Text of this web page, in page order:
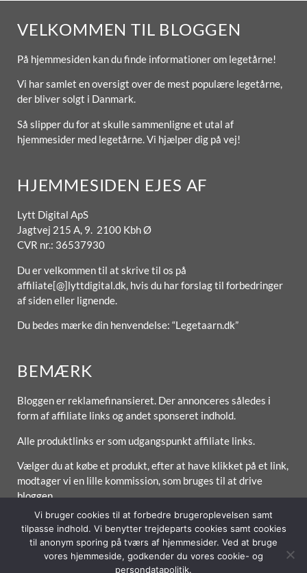
VELKOMMEN TIL BLOGGEN
På hjemmesiden kan du finde informationer om legetårne!
Vi har samlet en oversigt over de mest populære legetårne,
der bliver solgt i Danmark.
Så slipper du for at skulle sammenligne et utal af
hjemmesider med legetårne. Vi hjælper dig på vej!
HJEMMESIDEN EJES AF
Lytt Digital ApS
Jagtvej 215 A, 9. 2100 Kbh Ø
CVR nr.: 36537930
Du er velkommen til at skrive til os på
affiliate[@]lyttdigital.dk, hvis du har forslag til forbedringer
af siden eller lignende.
Du bedes mærke din henvendelse: “Legetaarn.dk”
BEMÆRK
Bloggen er reklamefinansieret. Der annonceres således i
form af affiliate links og andet sponseret indhold.
Alle produktlinks er som udgangspunkt affiliate links.
Vælger du at købe et produkt, efter at have klikket på et link,
modtager vi en lille kommission, som bruges til at drive
bloggen.
Forside Om / Kontakt Betingelser
Vi bruger cookies til at forbedre brugeroplevelsen samt
tilpasse indhold. Vi benytter trejdeparts cookies samt cookies
til anonym sporing på tværs af hjemmesider. Ved at bruge
vores hjemmeside, godkender du vores cookie- og
persondatapolitik.